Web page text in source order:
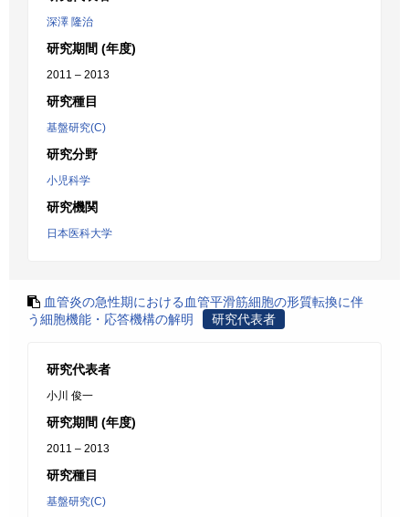
深澤 隆治
研究期間 (年度)
2011 – 2013
研究種目
基盤研究(C)
研究分野
小児科学
研究機関
日本医科大学
血管炎の急性期における血管平滑筋細胞の形質転換に伴
う細胞機能・応答機構の解明
研究代表者
研究代表者
小川 俊一
研究期間 (年度)
2011 – 2013
研究種目
基盤研究(C)